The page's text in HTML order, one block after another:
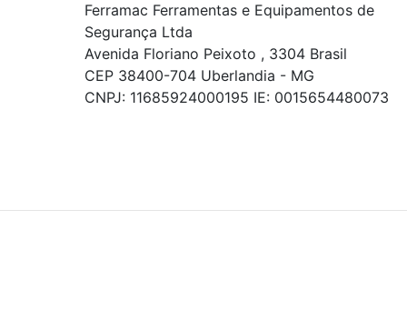
Ferramac Ferramentas e Equipamentos de
Segurança Ltda
Avenida Floriano Peixoto , 3304 Brasil
CEP 38400-704 Uberlandia - MG
CNPJ: 11685924000195 IE: 0015654480073